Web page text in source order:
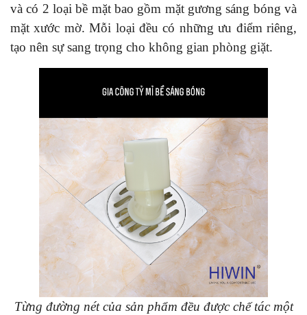
và có 2 loại bề mặt bao gồm mặt gương sáng bóng và
mặt xước mờ. Mỗi loại đều có những ưu điểm riêng,
tạo nên sự sang trọng cho không gian phòng giặt.
Từng đường nét của sản phẩm đều được chế tác một